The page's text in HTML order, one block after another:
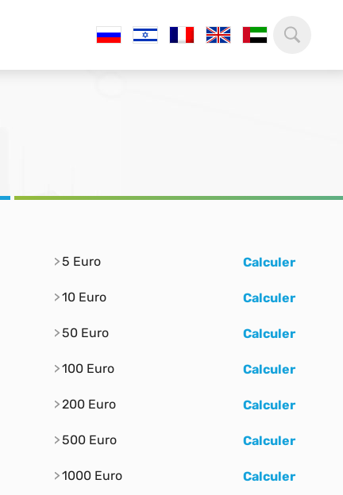
5 Euro Calculer
10 Euro Calculer
50 Euro Calculer
100 Euro Calculer
200 Euro Calculer
500 Euro Calculer
1000 Euro Calculer